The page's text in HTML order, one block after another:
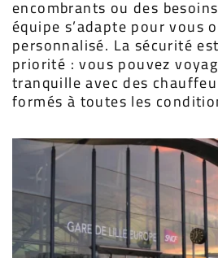
encombrants ou des
équipe s’adapte pour vous
personnalisé. La sécurité
priorité : vous pouvez
tranquille avec des
formés à toutes les